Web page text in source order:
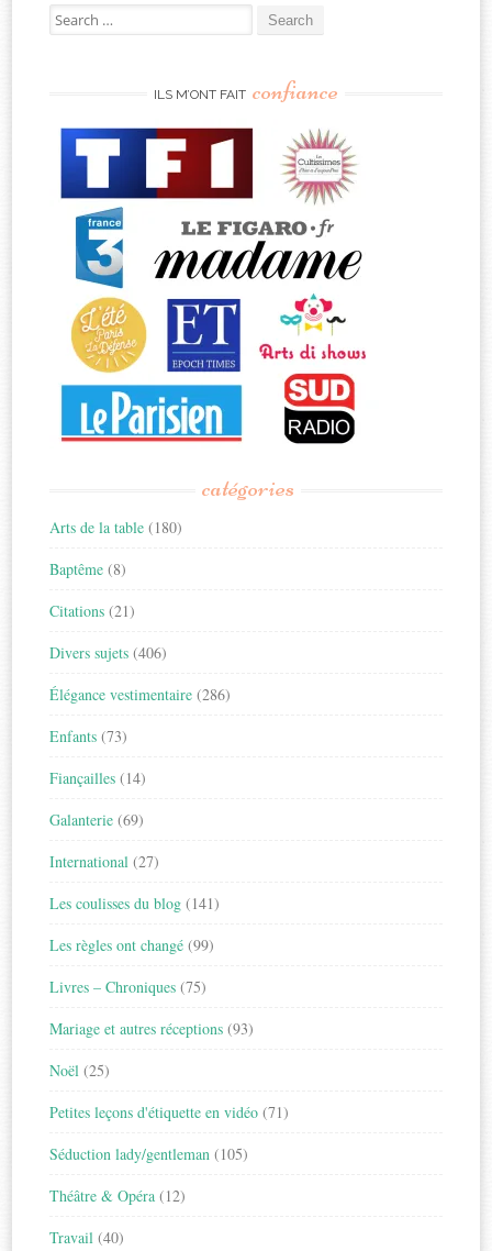
Search
for:
ILS M’ONT FAIT confiance
catégories
Arts de la table (180)
Baptême (8)
Citations (21)
Divers sujets (406)
Élégance vestimentaire (286)
Enfants (73)
Fiançailles (14)
Galanterie (69)
International (27)
Les coulisses du blog (141)
Les règles ont changé (99)
Livres – Chroniques (75)
Mariage et autres réceptions (93)
Noël (25)
Petites leçons d'étiquette en vidéo (71)
Séduction lady/gentleman (105)
Théâtre & Opéra (12)
Travail (40)